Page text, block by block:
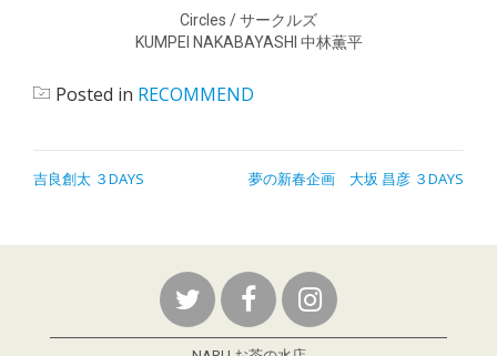
Circles / サークルズ
KUMPEI NAKABAYASHI 中林薫平
Posted in RECOMMEND
吉良創太 ３DAYS 夢の新春企画 大坂 昌彦 ３DAYS